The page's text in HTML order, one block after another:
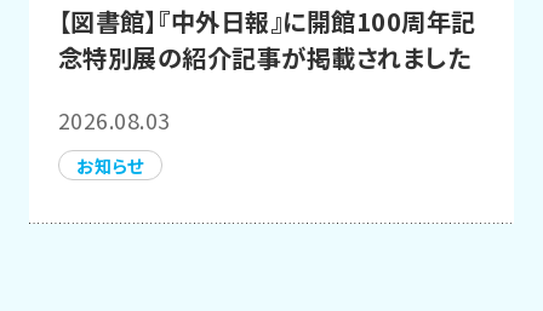
【図書館】『中外日報』に開館100周年記
念特別展の紹介記事が掲載されました
2026.08.03
お知らせ